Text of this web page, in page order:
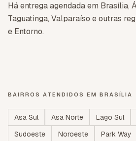
Há entrega agendada em Brasília,
Taguatinga, Valparaíso e outras
e Entorno.
BAIRROS ATENDIDOS EM BRASÍLIA
Asa Sul Asa Norte Lago Sul
Sudoeste
Noroeste Park Way